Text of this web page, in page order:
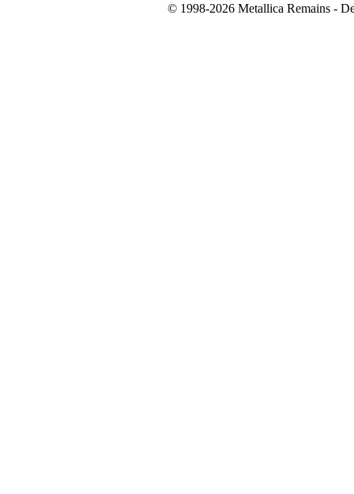
© 1998-2026 Metallica Remains -